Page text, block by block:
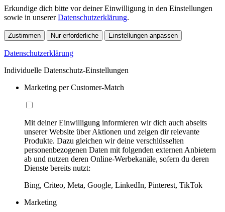
Erkundige dich bitte vor deiner Einwilligung in den Einstellungen
sowie in unsererDatenschutzerklärung.
Zustimmen Nur erforderliche Einstellungen anpassen
Datenschutzerklärung
Individuelle Datenschutz-Einstellungen
Marketing per Customer-Match
Mit deiner Einwilligung informieren wir dich auch abseits
unserer Website über Aktionen und zeigen dir relevante
Produkte. Dazu gleichen wir deine verschlüsselten
personenbezogenen Daten mit folgenden externen Anbietern
ab und nutzen deren Online-Werbekanäle, sofern du deren
Dienste bereits nutzt:
Bing, Criteo, Meta, Google, LinkedIn, Pinterest, TikTok
Marketing